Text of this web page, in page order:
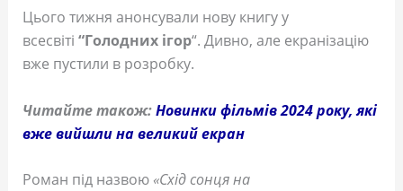
Цього тижня анонсували нову книгу у
всесвіті “Голодних ігор“. Дивно, але екранізацію
вже пустили в розробку.
Читайте також:Новинки фільмів 2024 року, які
вже вийшли на великий екран
Роман під назвою «Схід сонця на